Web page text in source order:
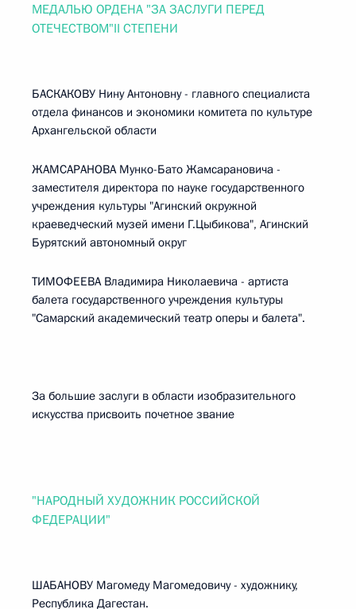
МЕДАЛЬЮ ОРДЕНА "ЗА ЗАСЛУГИ ПЕРЕД
ОТЕЧЕСТВОМ"II СТЕПЕНИ
БАСКАКОВУ Нину Антоновну - главного специалиста
отдела финансов и экономики комитета по культуре
Архангельской области
ЖАМСАРАНОВА Мунко-Бато Жамсарановича -
заместителя директора по науке государственного
учреждения культуры "Агинский окружной
краеведческий музей имени Г.Цыбикова", Агинский
Бурятский автономный округ
ТИМОФЕЕВА Владимира Николаевича - артиста
балета государственного учреждения культуры
"Самарский академический театр оперы и балета".
За большие заслуги в области изобразительного
искусства присвоить почетное звание
"НАРОДНЫЙ ХУДОЖНИК РОССИЙСКОЙ
ФЕДЕРАЦИИ"
ШАБАНОВУ Магомеду Магомедовичу - художнику,
Республика Дагестан.